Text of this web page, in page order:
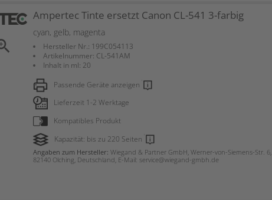
Ampertec Tinte ersetzt Canon CL-541 3-farbig
cyan, gelb, magenta
Hersteller Nr.: 199C054113
Artikelnummer: CL-541AM
Inhalt in ml: 20
Passende Geräte anzeigen
Lieferzeit 1-2 Werktage
Kompatibles Produkt
Kapazität: bis zu 220 Seiten
Angaben zum Hersteller: Wiegand & Partner GmbH, Werner-von-Siemens-Str. 6,
82140 Olching, Deutschland, E-Mail: service@wiegand-gmbh.de